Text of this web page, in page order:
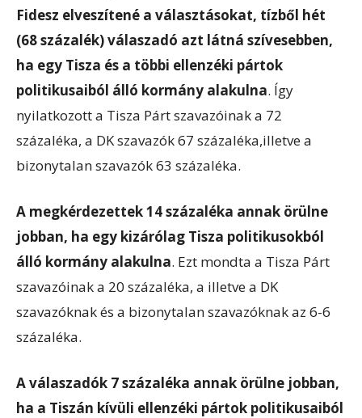
Fidesz elveszítené a választásokat, tízből hét
(68 százalék) válaszadó azt látná szívesebben,
ha egy Tisza és a többi ellenzéki pártok
politikusaiból álló kormány alakulna. Így
nyilatkozott a Tisza Párt szavazóinak a 72
százaléka, a DK szavazók 67 százaléka,illetve a
bizonytalan szavazók 63 százaléka.
A megkérdezettek 14 százaléka annak örülne
jobban, ha egy kizárólag Tisza politikusokból
álló kormány alakulna. Ezt mondta a Tisza Párt
szavazóinak a 20 százaléka, a illetve a DK
szavazóknak és a bizonytalan szavazóknak az 6-6
százaléka.
A válaszadók 7 százaléka annak örülne jobban,
ha a Tiszán kívüli ellenzéki pártok politikusaiból